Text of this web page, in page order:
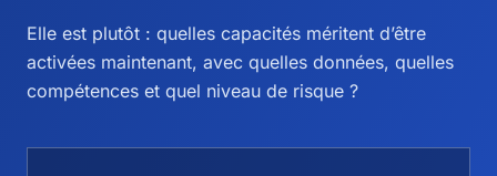
Elle est plutôt : quelles capacités méritent d’être
activées maintenant, avec quelles données, quelles
compétences et quel niveau de risque ?